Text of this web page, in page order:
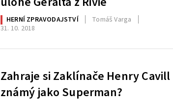
HERNÍ ZPRAVODAJSTVÍ
Tomáš Varga
31. 10. 2018
Zahraje si Zaklínače Henry Cavill
známý jako Superman?